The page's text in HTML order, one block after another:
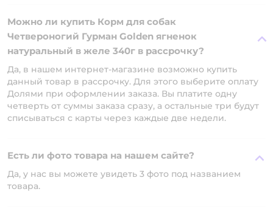
Можно ли купить Корм для собак
Четвероногий Гурман Golden ягненок
натуральный в желе 340г в рассрочку?
Да, в нашем интернет-магазине возможно купить
данный товар в рассрочку. Для этого выберите оплату
Долями при оформлении заказа. Вы платите одну
четверть от суммы заказа сразу, а остальные три будут
списываться с карты через каждые две недели.
Есть ли фото товара на нашем сайте?
Да, у нас вы можете увидеть 3 фото под названием
товара.